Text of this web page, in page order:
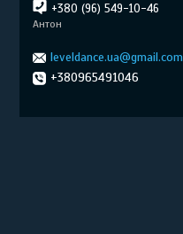
+380 (96) 549-10-46
Антон
leveldance.ua@gmail.com
+380965491046